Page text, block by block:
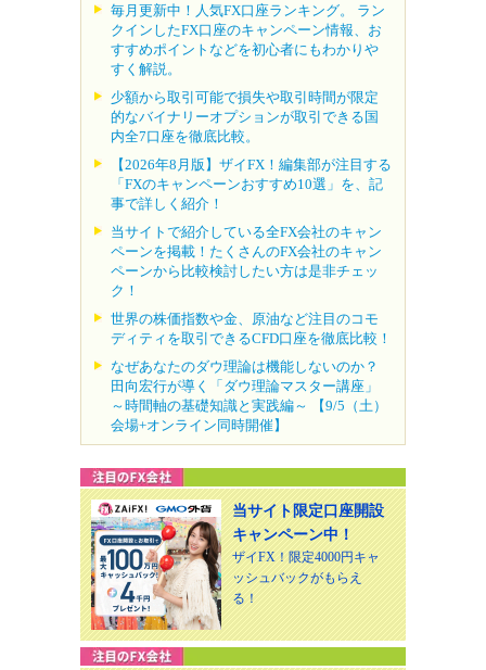
毎月更新中！人気FX口座ランキング。 ラン
クインしたFX口座のキャンペーン情報、お
すすめポイントなどを初心者にもわかりや
すく解説。
少額から取引可能で損失や取引時間が限定
的なバイナリーオプションが取引できる国
内全7口座を徹底比較。
【2026年8月版】ザイFX！編集部が注目する
「FXのキャンペーンおすすめ10選」を、記
事で詳しく紹介！
当サイトで紹介している全FX会社のキャン
ペーンを掲載！たくさんのFX会社のキャン
ペーンから比較検討したい方は是非チェッ
ク！
世界の株価指数や金、原油など注目のコモ
ディティを取引できるCFD口座を徹底比較！
なぜあなたのダウ理論は機能しないのか？
田向宏行が導く「ダウ理論マスター講座」
～時間軸の基礎知識と実践編～ 【9/5（土）
会場+オンライン同時開催】
当サイト限定口座開設
キャンペーン中！
ザイFX！限定4000円キャ
ッシュバックがもらえ
る！